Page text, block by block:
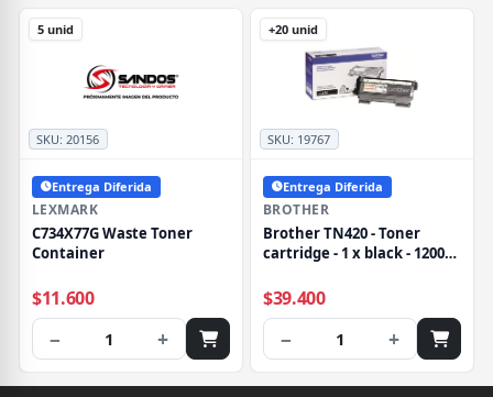
SKU:20156
5 unid
Entrega Diferida
LEXMARK
C734X77G Waste Toner
Container
$11.600
− 1 +
SKU: 19767
+20 unid
Entrega Diferida
BROTHER
Brother TN420 - Toner
cartridge - 1 x black - 1200
$39.400
− 1 +